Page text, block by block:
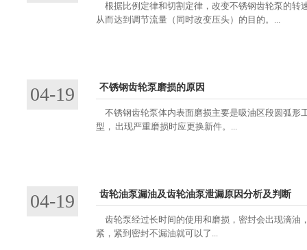
根据比例定律和切割定律，改变不锈钢齿轮泵的转
从而达到调节流量（同时改变压头）的目的。...
04-19 不锈钢齿轮泵磨损的原因
不锈钢齿轮泵体内表面磨损主要是吸油区段圆弧形
型， 出现严重磨损时应更换新件。...
04-19 齿轮油泵漏油及齿轮油泵泄漏原因分析及判断
齿轮泵经过长时间的使用和磨损，密封会出现滴油
紧，紧到密封不漏油就可以了...